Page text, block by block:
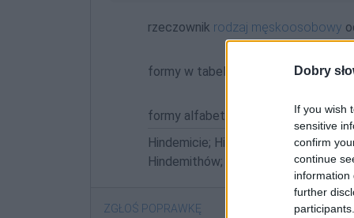
Dobry
If you wish
sensitive
confirm
continue
information
further
rzeczownik rodzaj męskoosobowy
formy w tabelce:
formy alfabetycznie:
Hindemicie; Hindemith; Hindemitha;
Hindemithów; Hindemithowi;
ZGŁOŚ POPRAWKĘ